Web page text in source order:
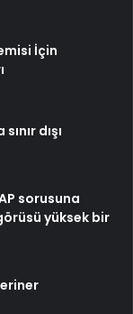
İçin
dışı
sorusuna
yüksek bir